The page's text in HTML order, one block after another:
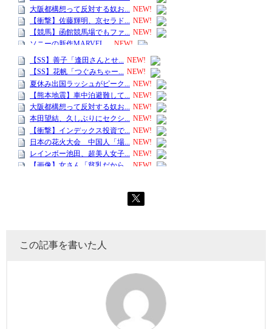
この記事を書いた人